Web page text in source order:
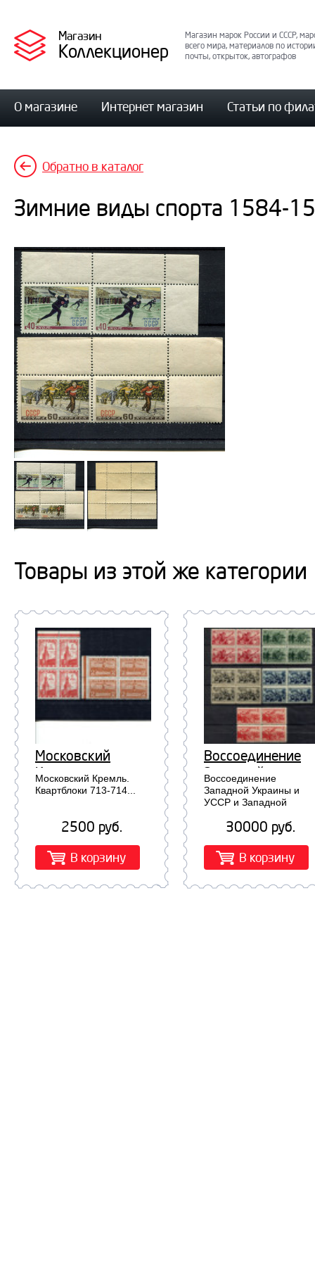
Магазин
Коллекционер
Магазин марок России и СССР,
всего мира, материалов по
почты, открыток, автографов
О магазине Интернет магазин Статьи по
Обратно в каталог
Зимние виды спорта 1584-
Товары из этой же категории
Московский
Кремль.
Квартблоки 713-
Московский Кремль.
Квартблоки 713-714...
2500 руб.
В корзину
Воссоединение
Западной
Украины и УССР и
Западной
Белоруссии и
квартблоки 631-
635
Воссоединение
Западной Украины и
УССР и Западной
квартблоки 631-635...
30000 руб.
В корзину